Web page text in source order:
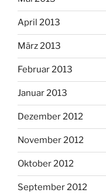
April 2013
März 2013
Februar 2013
Januar 2013
Dezember 2012
November 2012
Oktober 2012
September 2012